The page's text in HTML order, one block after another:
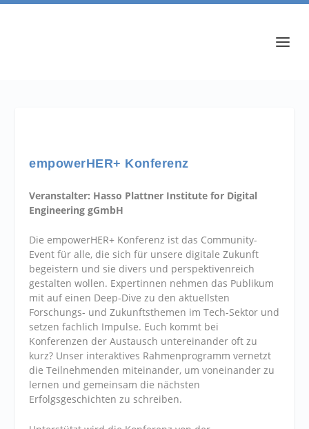
empowerHER+ Konferenz
Veranstalter: Hasso Plattner Institute for Digital
Engineering gGmbH
Die empowerHER+ Konferenz ist das Community-
Event für alle, die sich für unsere digitale Zukunft
begeistern und sie divers und perspektivenreich
gestalten wollen. Expertinnen nehmen das Publikum
mit auf einen Deep-Dive zu den aktuellsten
Forschungs- und Zukunftsthemen im Tech-Sektor und
setzen fachlich Impulse. Euch kommt bei
Konferenzen der Austausch untereinander oft zu
kurz? Unser interaktives Rahmenprogramm vernetzt
die Teilnehmenden miteinander, um voneinander zu
lernen und gemeinsam die nächsten
Erfolgsgeschichten zu schreiben.